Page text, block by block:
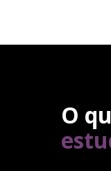
O